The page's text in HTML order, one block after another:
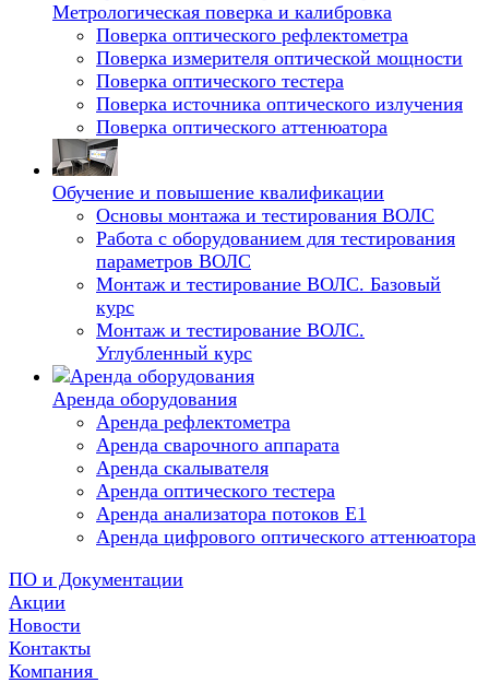
Метрологическая поверка и калибровка
Поверка оптического рефлектометра
Поверка измерителя оптической мощности
Поверка оптического тестера
Поверка источника оптического излучения
Поверка оптического аттенюатора
Обучение и повышение квалификации
Основы монтажа и тестирования ВОЛС
Работа с оборудованием для тестирования
параметров ВОЛС
Монтаж и тестирование ВОЛС. Базовый
курс
Монтаж и тестирование ВОЛС.
Углубленный курс
Аренда оборудования
Аренда рефлектометра
Аренда сварочного аппарата
Аренда скалывателя
Аренда оптического тестера
Аренда анализатора потоков Е1
Аренда цифрового оптического аттенюатора
ПО и Документации
Акции
Новости
Контакты
Компания